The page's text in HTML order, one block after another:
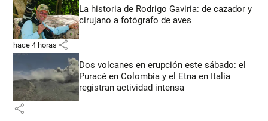
La historia de Rodrigo Gaviria: de cazador y
cirujano a fotógrafo de aves
hace 4 horas share
Dos volcanes en erupción este sábado: el
Puracé en Colombia y el Etna en Italia
registran actividad intensa
share